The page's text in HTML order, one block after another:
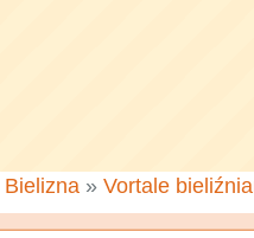
Bielizna » Vortale